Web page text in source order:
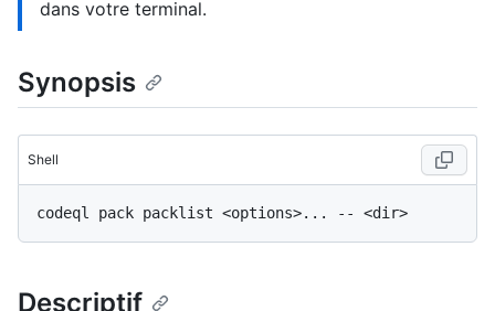
dans votre terminal.
Synopsis
Shell
Descriptif